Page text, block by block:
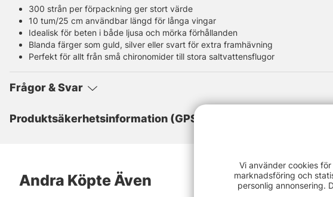
300 strån per förpackning ger stort värde
10 tum/25 cm användbar längd för långa vingar
Idealisk för beten i både ljusa och mörka förhållanden
Blanda färger som guld, silver eller svart för extra framhävning
Perfekt för allt från små chironomider till stora saltvattensflugor
Frågor & Svar
Produktsäkerhetsinformation (GPSR)
Andra Köpte Även
Vi använder cookies
marknadsföring och
personlig annonsering.